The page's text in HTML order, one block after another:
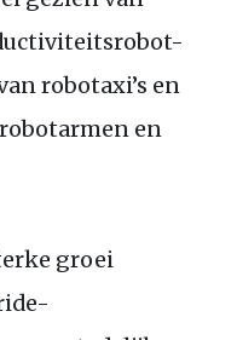
robotaxi’s en
en
groei